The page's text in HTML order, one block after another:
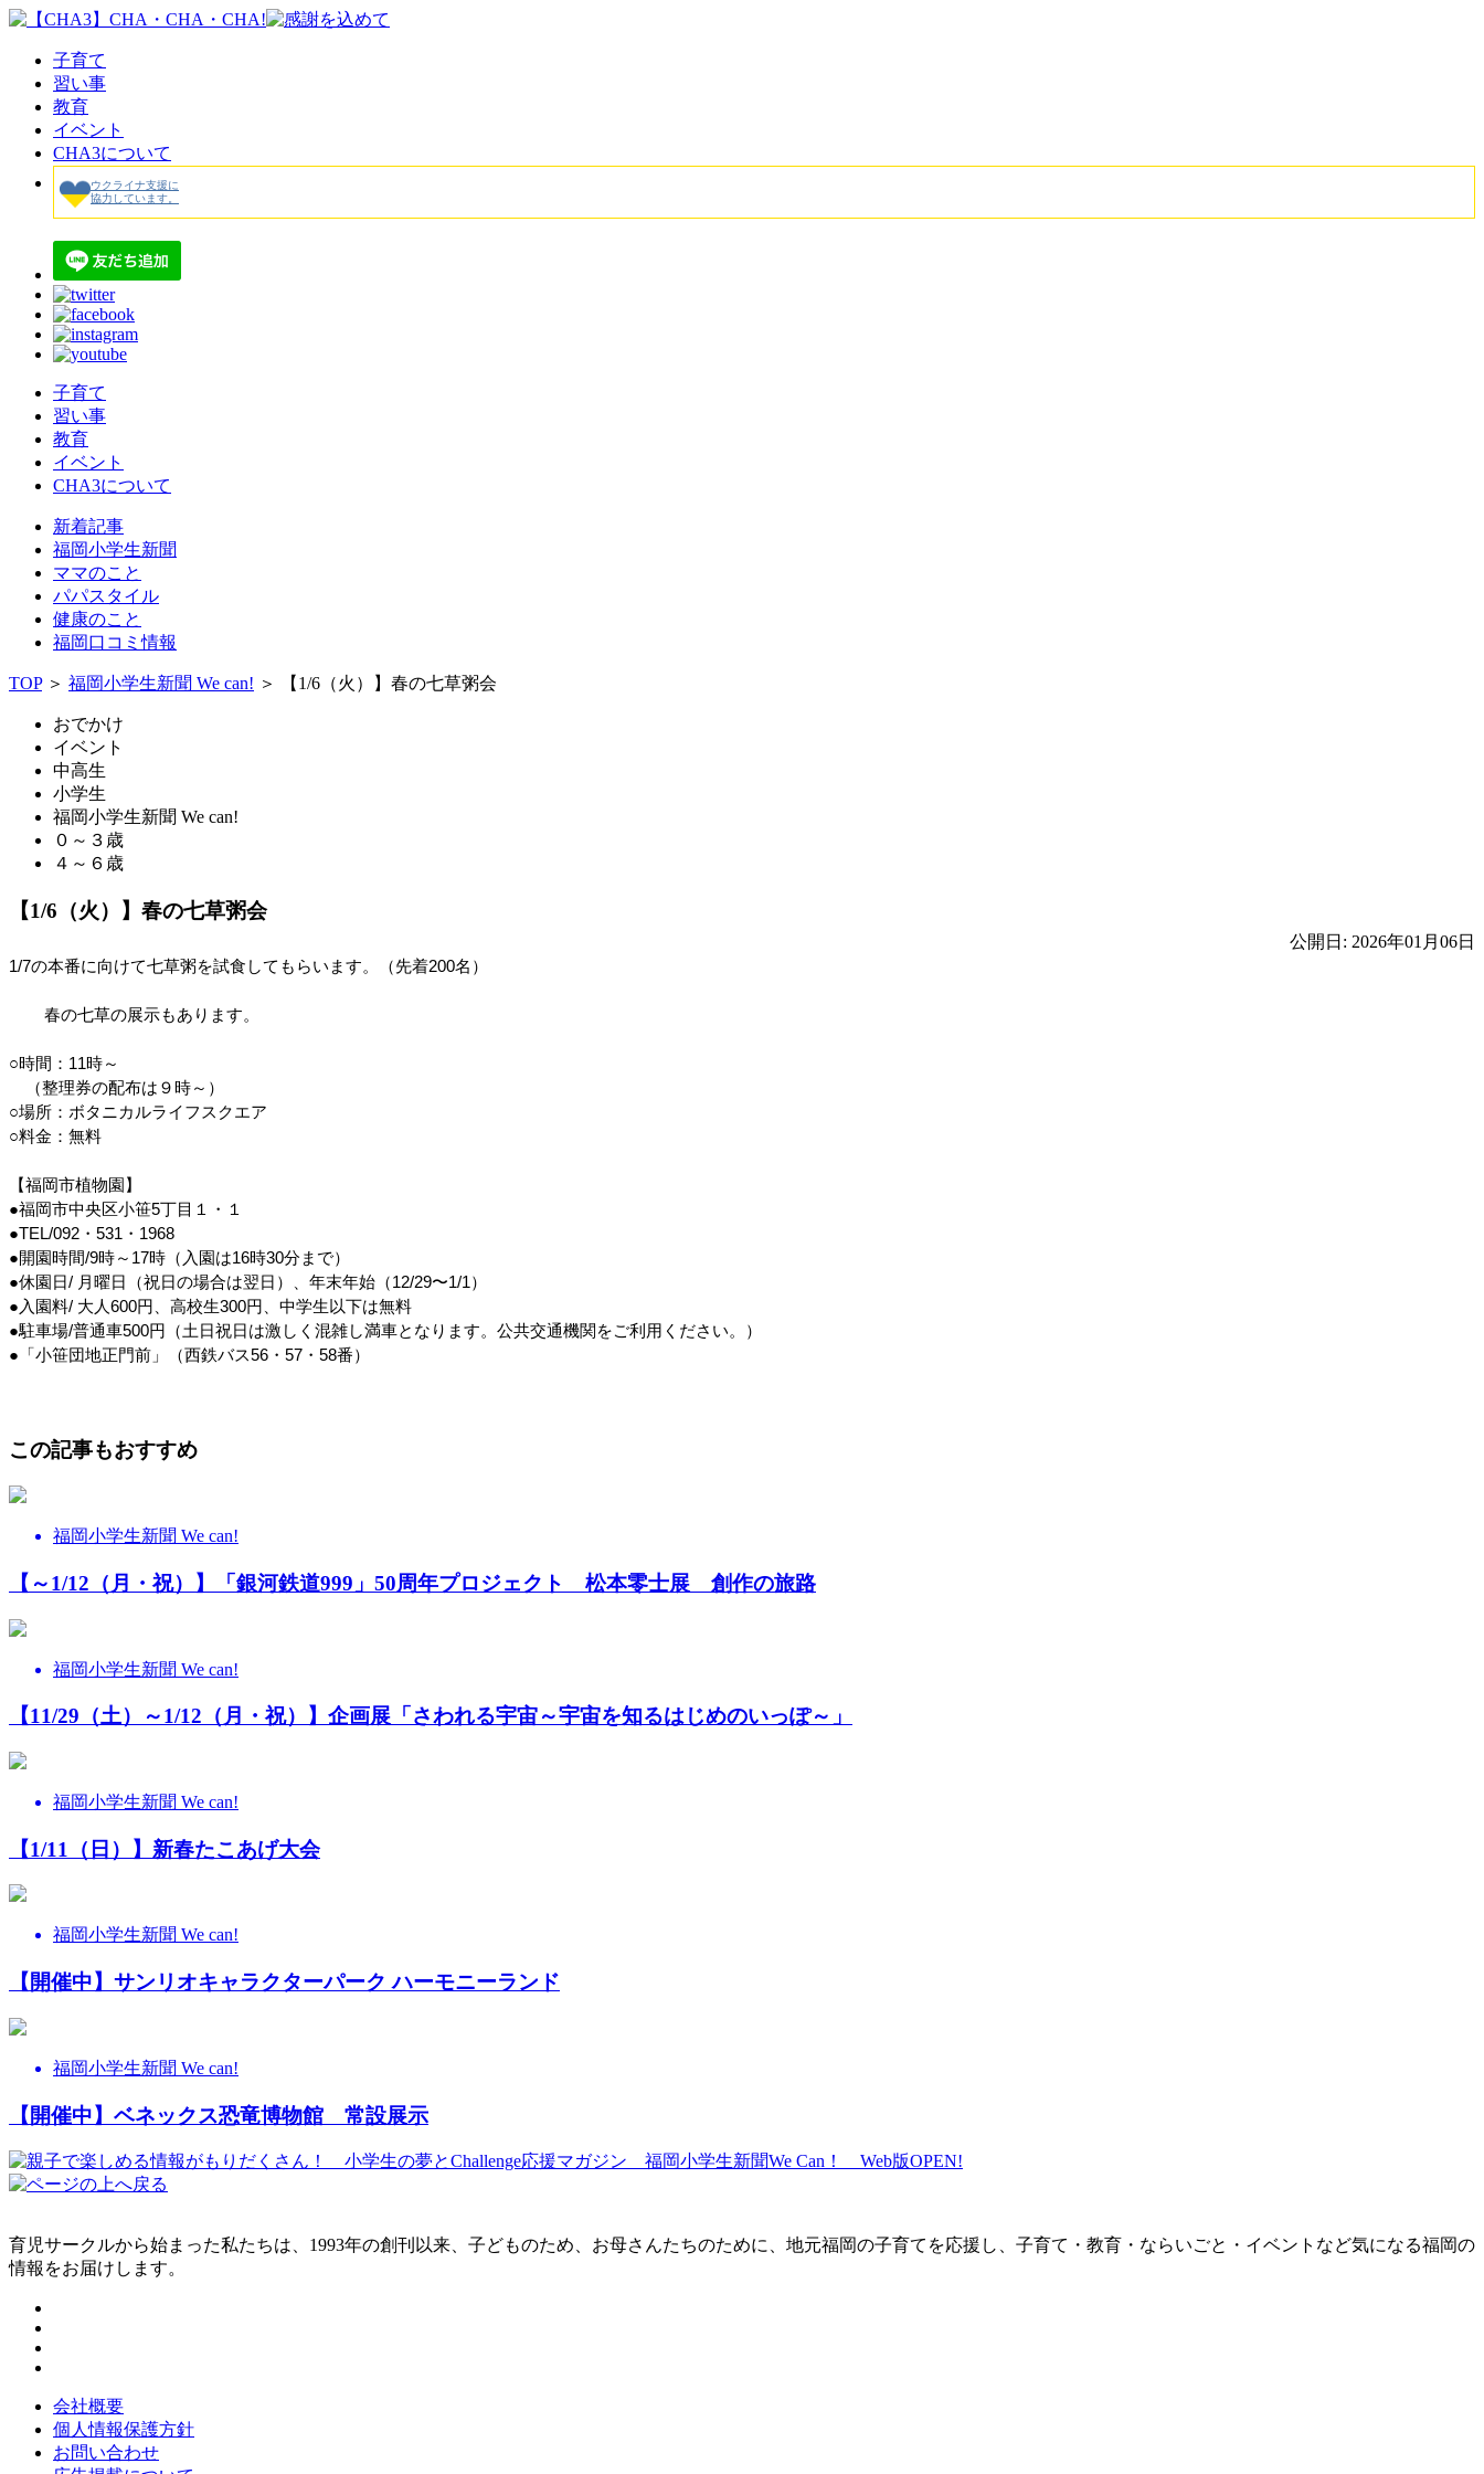
子育て
習い事
教育
イベント
CHA3について
ウクライナ支援に
協力しています。
子育て
習い事
教育
イベント
CHA3について
新着記事
福岡小学生新聞
ママのこと
パパスタイル
健康のこと
福岡口コミ情報
TOP＞ 福岡小学生新聞 We can! ＞ 【1/6（火）】春の七草粥会
おでかけ
イベント
中高生
小学生
福岡小学生新聞 We can!
０～３歳
４～６歳
【1/6（火）】春の七草粥会
公開日: 2026年01月06日
1/7の本番に向けて七草粥を試食してもらいます。（先着200名）
	春の七草の展示もあります。
○時間：11時～
（整理券の配布は９時～）
○場所：ボタニカルライフスクエア
○料金：無料
【福岡市植物園】
●福岡市中央区小笹5丁目１・１
●TEL/092・531・1968
●開園時間/9時～17時（入園は16時30分まで）
●休園日/ 月曜日（祝日の場合は翌日）、 年末年始（12/29〜1/1）
●入園料/ 大人600円、高校生300円、 中学生以下は無料
●駐車場/普通車500円（土日祝日は激しく混雑し満車となります。公共交通機関をご利用ください。）
●「小笹団地正門前」（西鉄バス56・57・58番）
この記事もおすすめ
福岡小学生新聞 We can!
【～1/12（月・祝）】「銀河鉄道999」50周年プロジェクト 松本零士展 創作の旅路
福岡小学生新聞 We can!
【11/29（土）～1/12（月・祝）】企画展「さわれる宇宙～宇宙を知るはじめのいっぽ～」
福岡小学生新聞 We can!
【1/11（日）】新春たこあげ大会
福岡小学生新聞 We can!
【開催中】サンリオキャラクターパーク ハーモニーランド
福岡小学生新聞 We can!
【開催中】ベネックス恐竜博物館 常設展示
育児サークルから始まった私たちは、1993年の創刊以来、子どものため、お母さんたちのために、地元福岡の子育てを応援し、子育て・教育・ならいごと・イベントなど気になる福岡の
情報をお届けします。
会社概要
個人情報保護方針
お問い合わせ